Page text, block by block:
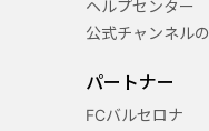
ヘルプセンター
公式チャンネル
パートナー
FCバルセロナ